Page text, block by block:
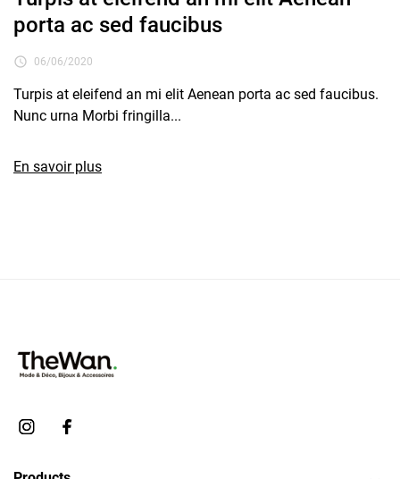
porta ac sed faucibus
 06/06/2020
Turpis at eleifend an mi elit Aenean porta ac sed faucibus.
Nunc urna Morbi fringilla...
En savoir plus